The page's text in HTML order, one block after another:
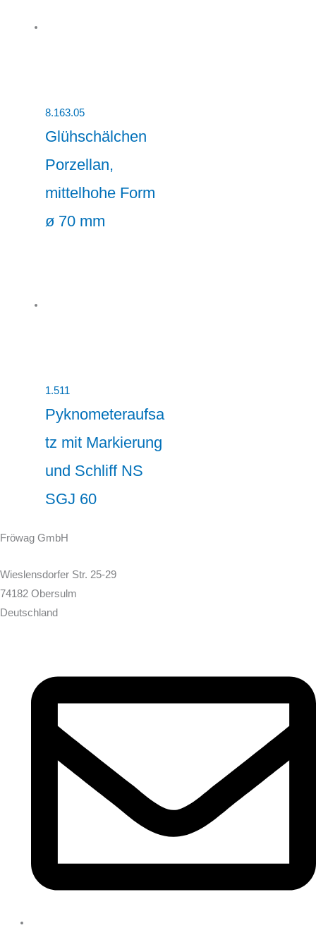
8.163.05
Glühschälchen
Porzellan,
mittelhohe Form
ø 70 mm
1.511
Pyknometeraufsa
tz mit Markierung
und Schliff NS
SGJ 60
Fröwag GmbH
Wieslensdorfer Str. 25-29
74182 Obersulm
Deutschland